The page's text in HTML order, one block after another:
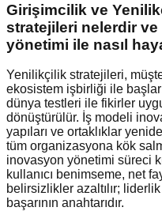
Girişimcilik ve
stratejileri nelerdir
yönetimi ile nasıl
Yenilikçilik stratejileri,
ekosistem işbirliği ile
dünya testleri ile fikirler
dönüştürülür. İş modeli
yapıları ve ortaklıklar
tüm organizasyona kök
inovasyon yönetimi süreci
kullanıcı benimseme, net
belirsizlikler azaltılır;
başarının anahtarıdır.